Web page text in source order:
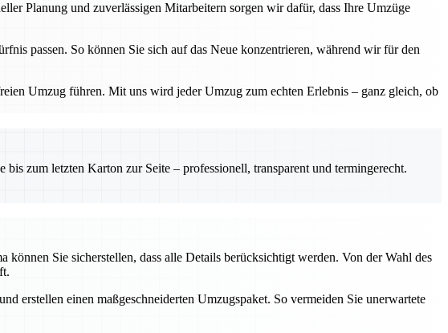
Planung und zuverlässigen Mitarbeitern sorgen wir dafür, dass Ihre Umzüge
passen. So können Sie sich auf das Neue konzentrieren, während wir für den
Umzug führen. Mit uns wird jeder Umzug zum echten Erlebnis – ganz gleich, ob
zum letzten Karton zur Seite – professionell, transparent und termingerecht.
Sie sicherstellen, dass alle Details berücksichtigt werden. Von der Wahl des
erstellen einen maßgeschneiderten Umzugspaket. So vermeiden Sie unerwartete